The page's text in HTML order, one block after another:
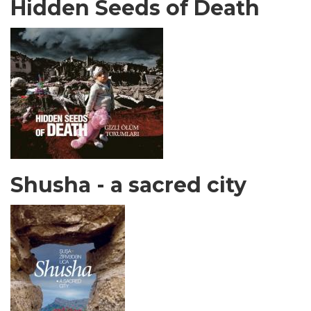
Hidden Seeds of Death
Shusha - a sacred city